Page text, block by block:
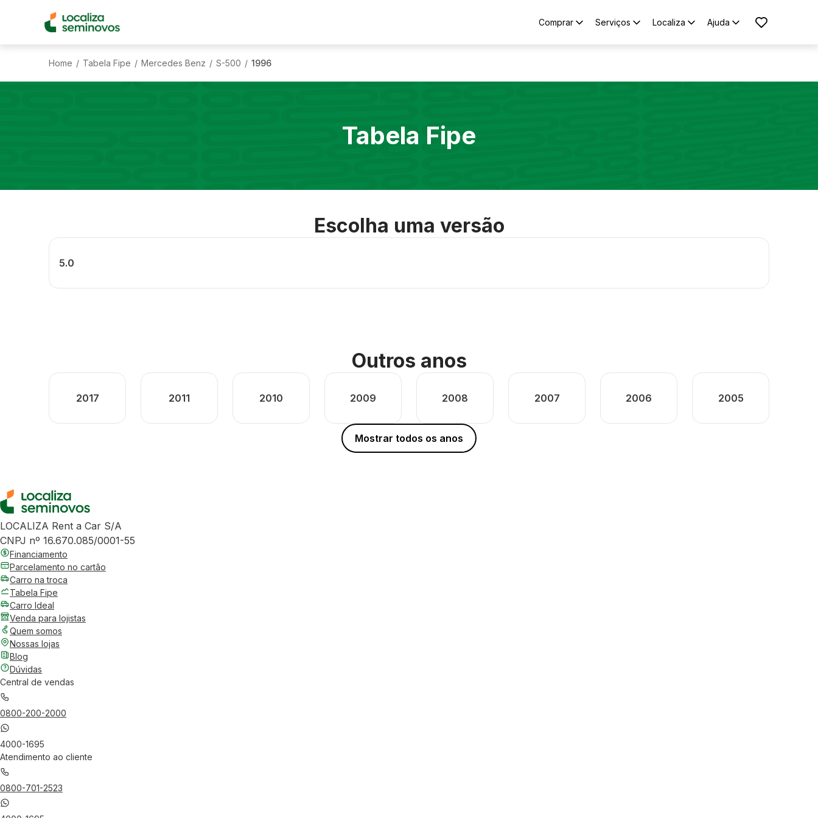
Comprar Serviços Localiza Ajuda
Home / Tabela Fipe / Mercedes Benz / S-500 / 1996
Tabela Fipe
Escolha uma versão
5.0
Outros anos
2017 2011 2010 2009 2008 2007 2006 2005
Mostrar todos os anos
LOCALIZA Rent a Car S/A
CNPJ nº 16.670.085/0001-55
Financiamento
Parcelamento no cartão
Carro na troca
Tabela Fipe
Carro Ideal
Venda para lojistas
Quem somos
Nossas lojas
Blog
Dúvidas
Central de vendas
0800-200-2000
4000-1695
Atendimento ao cliente
0800-701-2523